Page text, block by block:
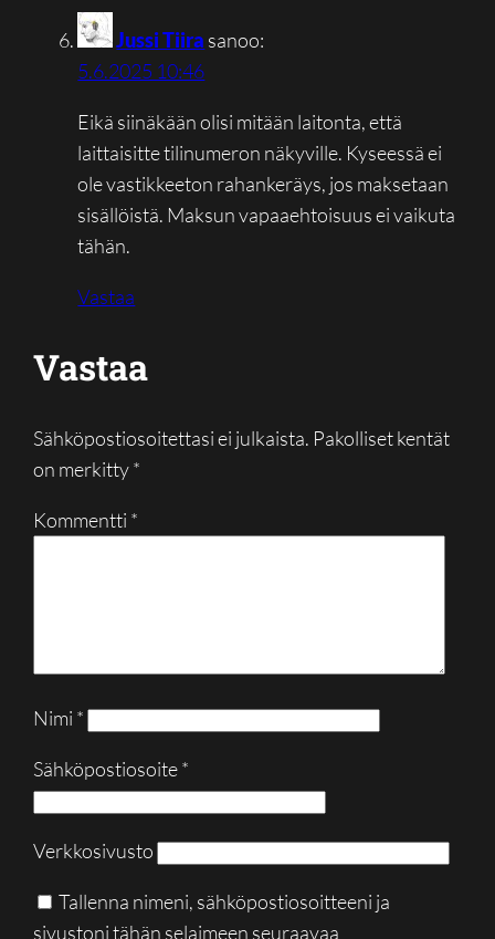
Jussi Tiira sanoo:
5.6.2025 10:46
Eikä siinäkään olisi mitään laitonta, että
laittaisitte tilinumeron näkyville. Kyseessä ei
ole vastikkeeton rahankeräys, jos maksetaan
sisällöistä. Maksun vapaaehtoisuus ei vaikuta
tähän.
Vastaa
Vastaa
Sähköpostiosoitettasi ei julkaista. Pakolliset kentät
on merkitty*
Kommentti *
Nimi *
Sähköpostiosoite*
Verkkosivusto
Tallenna nimeni, sähköpostiosoitteeni ja
sivustoni tähän selaimeen seuraavaa